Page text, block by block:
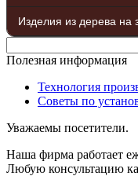
Изделия из дерева на
Полезная информация
Технология
Советы по
Уважаемы посетители.
Наша фирма работает
Любую консультацию